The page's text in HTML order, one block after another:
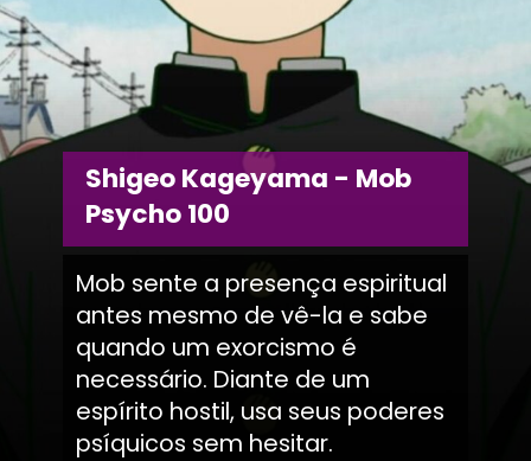
Mob sente a presença espiritual
antes mesmo de vê-la e sabe
quando um exorcismo é
necessário. Diante de um
espírito hostil, usa seus poderes
psíquicos sem hesitar.
Shigeo Kageyama - Mob
Psycho 100